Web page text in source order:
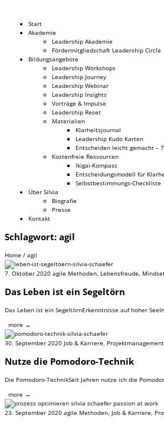
Dr. Silvia Schäfer
Start
Akademie
Leadership Akademie
Fördermitgliedschaft Leadership Circle
Bildungsangebote
Leadership Workshops
Leadership Journey
Leadership Webinar
Leadership Insights
Vorträge & Impulse
Leadership Reset
Materialien
Klarheitsjournal
Leadership Kudo Karten
Entscheiden leicht gemacht –
Kostenfreie Ressourcen
Ikigai-Kompass
Entscheidungsmodell für
Selbstbestimmungs-Checkliste
Über Silvia
Biografie
Presse
Kontakt
Schlagwort: agil
Home / agil
7. Oktober 2020 agile Methoden, Lebensfreude,
Das Leben ist ein Segeltörn
Das Leben ist ein SegeltörnErkenntnisse auf hoher
more →
30. September 2020 Job & Karriere Projektmanagement
Nutze die Pomodoro-Technik
Die Pomodoro-TechnikSeit Jahren nutze ich die
more →
23. September 2020 agile Methoden Job & Karriere